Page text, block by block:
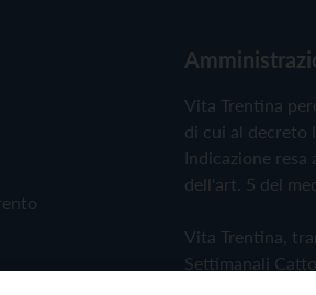
Vita Trentina
di cui al decreto
Indicazione resa
dell'art. 5 del
Vita Trentina,
Settimanali